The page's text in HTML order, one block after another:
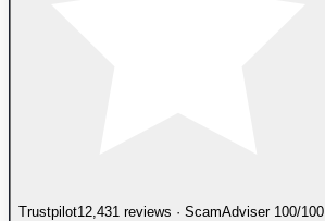
Trustpilot12,431 reviews · ScamAdviser 100/100